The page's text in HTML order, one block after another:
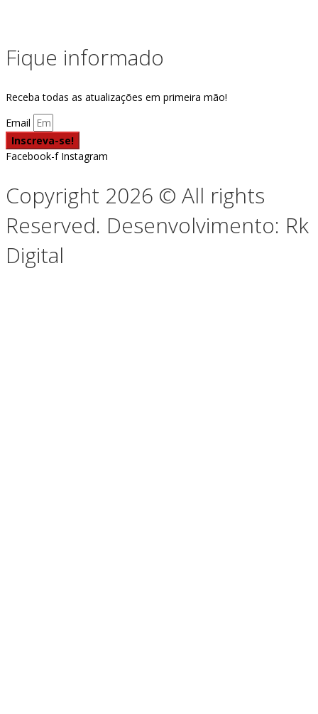
Fique informado
Receba todas as atualizações em primeira mão!
Email
Inscreva-se!
Facebook-f Instagram
Copyright 2026 © All rights
Reserved. Desenvolvimento: Rk
Digital